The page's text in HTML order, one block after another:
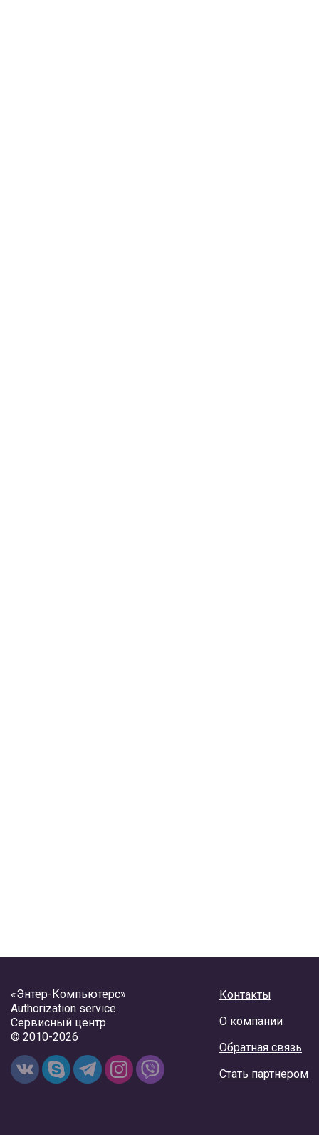
«Энтер-Компьютерс»
Authorization service
Сервисный центр
© 2010-2026
Контакты
О компании
Обратная связь
Стать партнером